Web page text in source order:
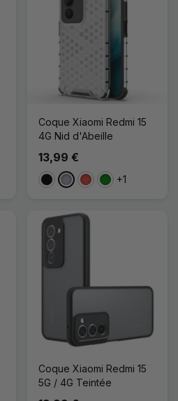
Coque Xiaomi Redmi 15
4G Nid d'Abeille
13,99 €
NoirGris RougeVert+1
Coque Xiaomi Redmi 15
5G / 4G Teintée